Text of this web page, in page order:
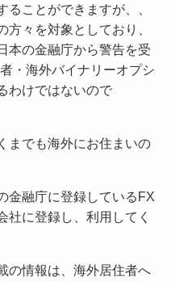
ことができますが、、
々を対象としており、
本の金融庁から警告を受
・海外バイナリーオプシ
わけではないので
までも海外にお住まいの
金融庁に登録しているFX
社に登録し、利用してく
の情報は、海外居住者へ